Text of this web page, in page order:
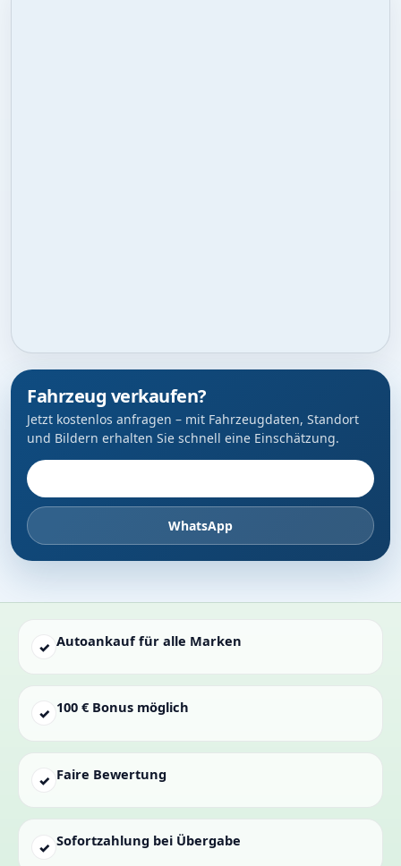
Fahrzeug verkaufen?
Jetzt kostenlos anfragen – mit Fahrzeugdaten, Standort
und Bildern erhalten Sie schnell eine Einschätzung.
WhatsApp
✓ Autoankauf für alle Marken
✓ 100 € Bonus möglich
✓ Faire Bewertung
✓ Sofortzahlung bei Übergabe